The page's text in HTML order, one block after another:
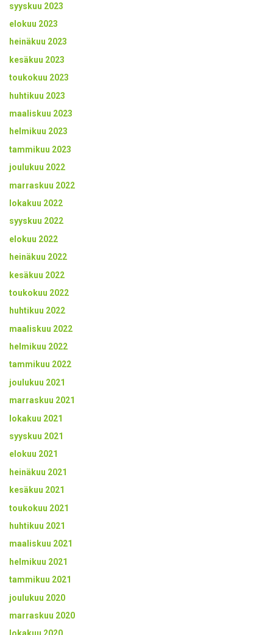
syyskuu 2023
elokuu 2023
heinäkuu 2023
kesäkuu 2023
toukokuu 2023
huhtikuu 2023
maaliskuu 2023
helmikuu 2023
tammikuu 2023
joulukuu 2022
marraskuu 2022
lokakuu 2022
syyskuu 2022
elokuu 2022
heinäkuu 2022
kesäkuu 2022
toukokuu 2022
huhtikuu 2022
maaliskuu 2022
helmikuu 2022
tammikuu 2022
joulukuu 2021
marraskuu 2021
lokakuu 2021
syyskuu 2021
elokuu 2021
heinäkuu 2021
kesäkuu 2021
toukokuu 2021
huhtikuu 2021
maaliskuu 2021
helmikuu 2021
tammikuu 2021
joulukuu 2020
marraskuu 2020